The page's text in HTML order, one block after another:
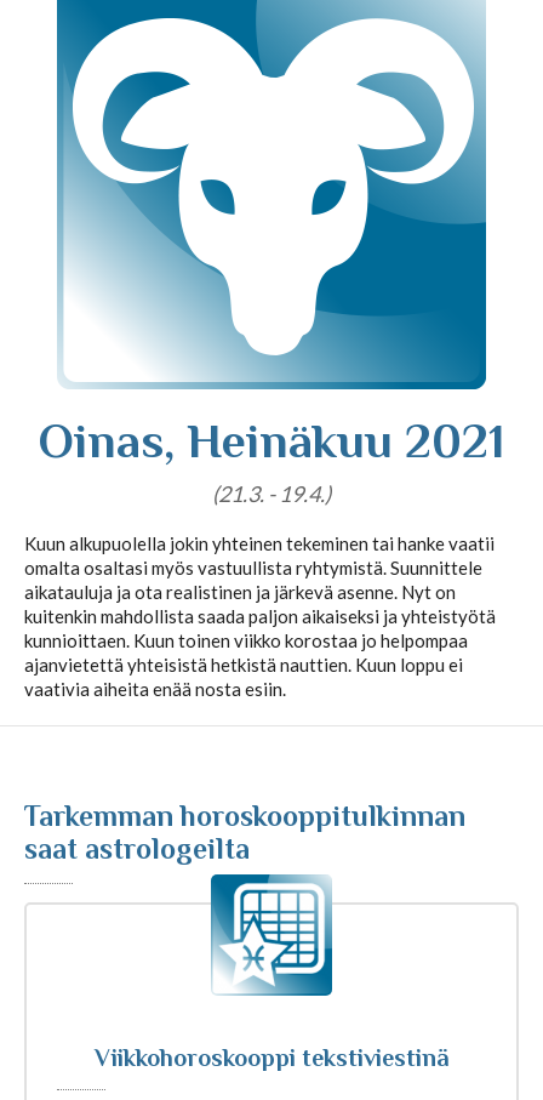
Kaukoparantajat
Numerologit
Tajunnanvirta -palvelu
Tajunnanvirta Tietäjät
Tajunnanvirta puhepaketti
Horoskoopit
Kuukausihoroskooppi
Rakkaushoroskooppi
Oinas, Heinäkuu 2021
(21.3. - 19.4.)
Kuun alkupuolella jokin yhteinen tekeminen tai hanke vaatii
omalta osaltasi myös vastuullista ryhtymistä. Suunnittele
aikatauluja ja ota realistinen ja järkevä asenne. Nyt on
kuitenkin mahdollista saada paljon aikaiseksi ja yhteistyötä
kunnioittaen. Kuun toinen viikko korostaa jo helpompaa
ajanvietettä yhteisistä hetkistä nauttien. Kuun loppu ei
vaativia aiheita enää nosta esiin.
Tarkemman horoskooppitulkinnan
saat astrologeilta
Viikkohoroskooppi tekstiviestinä